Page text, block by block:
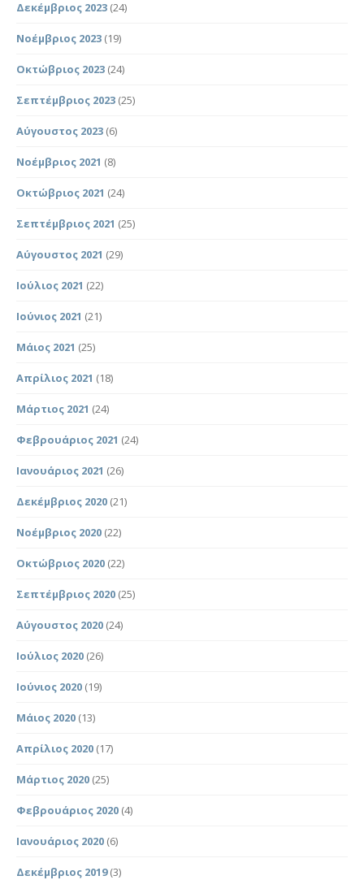
Δεκέμβριος 2023 (24)
Νοέμβριος 2023 (19)
Οκτώβριος 2023 (24)
Σεπτέμβριος 2023 (25)
Αύγουστος 2023 (6)
Νοέμβριος 2021 (8)
Οκτώβριος 2021 (24)
Σεπτέμβριος 2021 (25)
Αύγουστος 2021 (29)
Ιούλιος 2021 (22)
Ιούνιος 2021 (21)
Μάιος 2021 (25)
Απρίλιος 2021 (18)
Μάρτιος 2021 (24)
Φεβρουάριος 2021 (24)
Ιανουάριος 2021 (26)
Δεκέμβριος 2020 (21)
Νοέμβριος 2020 (22)
Οκτώβριος 2020 (22)
Σεπτέμβριος 2020 (25)
Αύγουστος 2020 (24)
Ιούλιος 2020 (26)
Ιούνιος 2020 (19)
Μάιος 2020 (13)
Απρίλιος 2020 (17)
Μάρτιος 2020 (25)
Φεβρουάριος 2020 (4)
Ιανουάριος 2020 (6)
Δεκέμβριος 2019(3)